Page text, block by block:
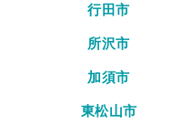
行田市
所沢市
加須市
東松山市